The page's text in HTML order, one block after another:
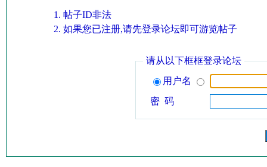
帖子ID非法
如果您已注册,请先登录论坛即可游览帖子
请从以下框框登录论坛
用户名
密 码